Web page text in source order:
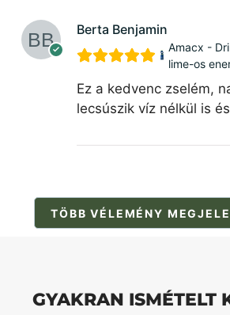
Berta Benjamin
Amacx -
lime-os
Ez a kedvenc zselém,
lecsúszik víz nélkül is
TÖBB VÉLEMÉNY
GYAKRAN ISMÉTELT